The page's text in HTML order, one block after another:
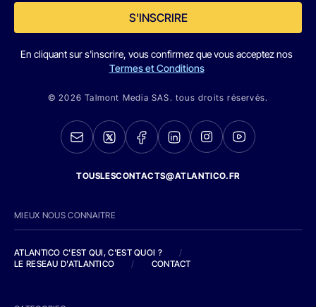
S'INSCRIRE
En cliquant sur s'inscrire, vous confirmez que vous acceptez nos
Termes et Conditions
© 2026 Talmont Media SAS. tous droits réservés.
TOUSLESCONTACTS@ATLANTICO.FR
MIEUX NOUS CONNAITRE
ATLANTICO C'EST QUI, C'EST QUOI ?
/
LE RESEAU D'ATLANTICO
/ CONTACT